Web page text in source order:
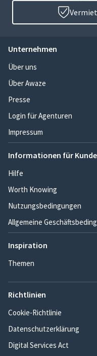
Unternehmen
Über uns
Über Awaze
Presse
Login für Agenturen
Impressum
Informationen für
Hilfe
Worth Knowing
Nutzungsbedingungen
Allgemeine
Inspiration
Themen
Richtlinien
Cookie-Richtlinie
Datenschutzerklärung
Digital Services Act